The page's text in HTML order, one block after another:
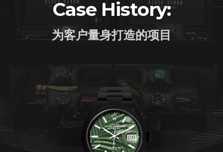
Case History:
为客户量身打造的项目